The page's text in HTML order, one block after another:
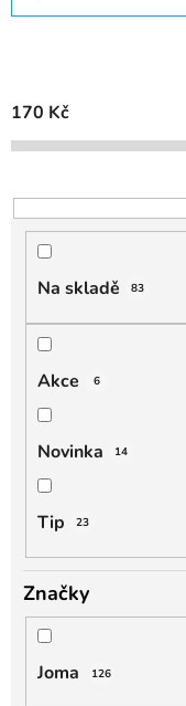
z
í
p
o
d
170 Kč
Na skladě 83
Akce 6
Novinka 14
Tip 23
Značky
Joma 126